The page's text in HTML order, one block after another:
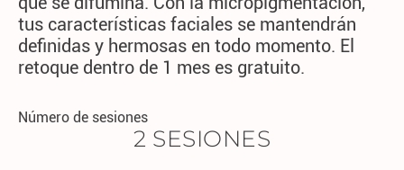
tus características faciales se mantendrán
definidas y hermosas en todo momento. El
retoque dentro de 1 mes es gratuito.
Número de sesiones
2 SESIONES